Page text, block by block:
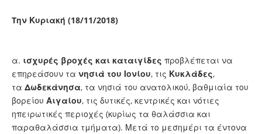
Tην Κυριακή (18/11/2018)
α. ισχυρές βροχές και καταιγίδες προβλέπεται να
επηρεάσουν τα νησιά του Ιονίου, τις Κυκλάδες,
τα Δωδεκάνησα, τα νησιά του ανατολικού, βαθμιαία του
βορείου Αιγαίου, τις δυτικές, κεντρικές και νότιες
ηπειρωτικές περιοχές (κυρίως τα θαλάσσια και
παραθαλάσσια τμήματα). Μετά το μεσημέρι τα έντονα